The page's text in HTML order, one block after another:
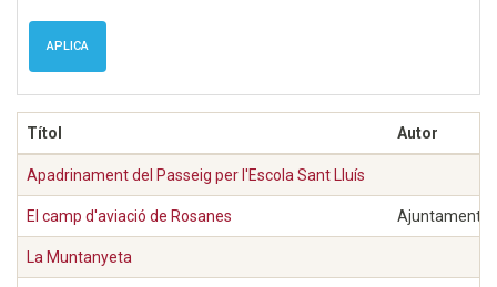
APLICA
Títol Autor
Apadrinament del Passeig per l'Escola Sant Lluís
El camp d'aviació de Rosanes Ajuntament
La Muntanyeta